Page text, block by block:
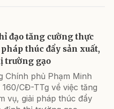
đạo tăng cường thực
thúc đẩy sản xuất,
trường gạo
Chính phủ Phạm Minh
CĐ-TTg về việc tăng
vụ, giải pháp thúc đẩy